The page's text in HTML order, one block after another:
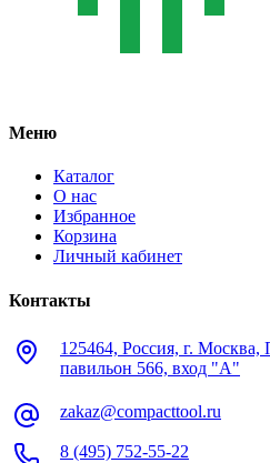
Меню
Каталог
О нас
Избранное
Корзина
Личный кабинет
Контакты
125464, Россия, г.
павильон 566, вход "А"
zakaz@compacttool.ru
8 (495) 752-55-22